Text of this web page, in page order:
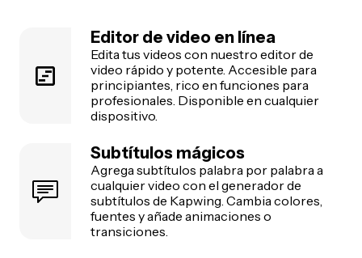
Editor de video en línea
Edita tus videos con nuestro editor de
video rápido y potente. Accesible para
principiantes, rico en funciones para
profesionales. Disponible en cualquier
dispositivo.
Subtítulos mágicos
Agrega subtítulos palabra por palabra a
cualquier video con el generador de
subtítulos de Kapwing. Cambia colores,
fuentes y añade animaciones o
transiciones.